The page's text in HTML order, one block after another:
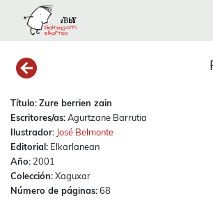
Título:Zure berrien zain
Escritores/as:Agurtzane Barrutia
Ilustrador: José Belmonte
Editorial: Elkarlanean
Año: 2001
Colección:Xaguxar
Número de páginas:68